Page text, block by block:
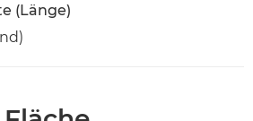
(Länge)